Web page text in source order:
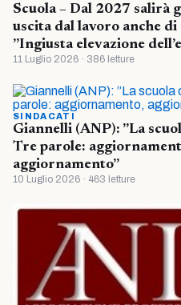
Scuola – Dal 2027 salirà
uscita dal lavoro anche
”Ingiusta elevazione
11 Luglio 2026 · 386 letture
SINDACATI
Giannelli (ANP): ”La
Tre parole:
aggiornamento”
10 Luglio 2026 · 463 letture